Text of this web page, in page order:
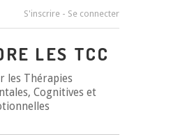
S'inscrire - Se connecter
LES TCC
les Thérapies
Cognitives et